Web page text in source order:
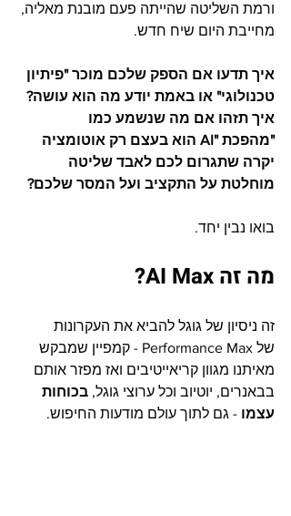
ורמת השליטה שהייתה פעם מובנת מאליה,
מחייבת היום שיח חדש.
איך תדעו אם הספק שלכם מוכר "פיתיון
טכנולוגי" או באמת יודע מה הוא עושה?
איך תזהו אם מה שנשמע כמו
"מהפכת "AI הוא בעצם רק אוטומציה
יקרה שתגרום לכם לאבד שליטה
מוחלטת על התקציב ועל המסר שלכם?
בואו נבין יחד.
מה זה AI Max?
זה ניסיון של גוגל להביא את העקרונות
של Performance Max - קמפיין שמבקש
מאיתנו מגוון קריאייטיבים ואז מפזר אותם
בבאנרים, יוטיוב וכל ערוצי גוגל, בכוחות
עצמו - גם לתוך עולם מודעות החיפוש.